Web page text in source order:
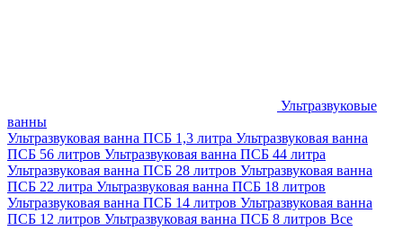
Ультразвуковые
ванны
Ультразвуковая ванна ПСБ 1,3 литра Ультразвуковая ванна
ПСБ 56 литров Ультразвуковая ванна ПСБ 44 литра
Ультразвуковая ванна ПСБ 28 литров Ультразвуковая ванна
ПСБ 22 литра Ультразвуковая ванна ПСБ 18 литров
Ультразвуковая ванна ПСБ 14 литров Ультразвуковая ванна
ПСБ 12 литров Ультразвуковая ванна ПСБ 8 литров Все